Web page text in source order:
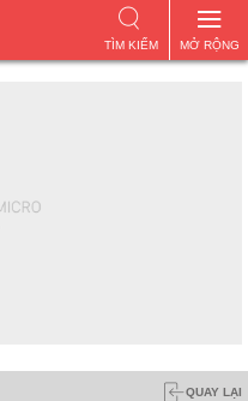
MỞ RỘNG
TÌM KIẾM
QUAY LẠI